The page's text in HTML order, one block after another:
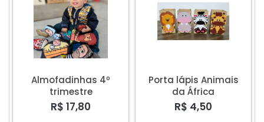
Almofadinhas 4º
trimestre
R$ 17,80
Porta lápis Animais
da África
R$ 4,50